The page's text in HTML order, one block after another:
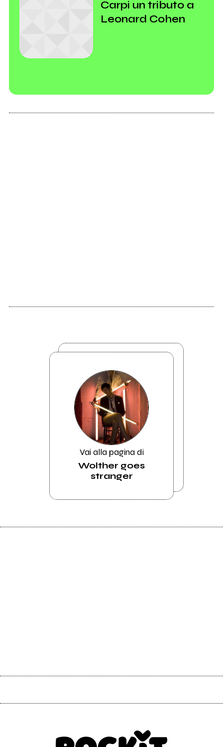
Carpi un tributo a
Leonard Cohen
Vai alla pagina di
Wolther goes
stranger